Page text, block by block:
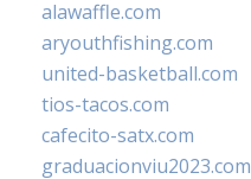
alawaffle.com
aryouthfishing.com
united-basketball.com
tios-tacos.com
cafecito-satx.com
graduacionviu2023.com